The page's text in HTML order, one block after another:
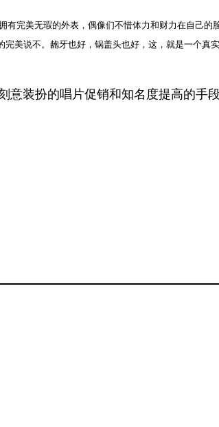
完美无瑕的外表，偶像们不惜体力和财力在自己的
美说不。龅牙也好，锅盖头也好，这，就是一个真
装扮的唱片促销和知名度提高的手